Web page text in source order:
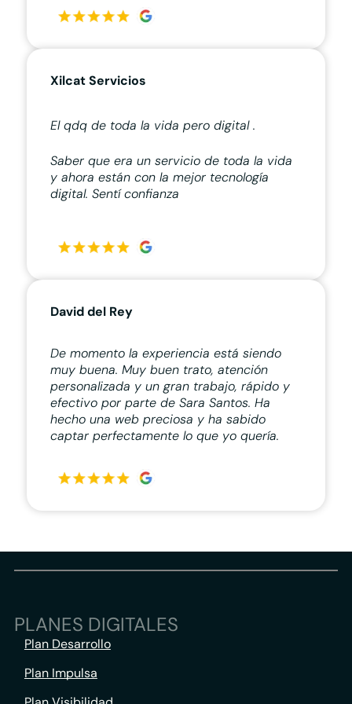
Xilcat Servicios
El qdq de toda la vida pero digital .
Saber que era un servicio de toda la vida
y ahora están con la mejor tecnología
digital. Sentí confianza
David del Rey
De momento la experiencia está siendo
muy buena. Muy buen trato, atención
personalizada y un gran trabajo, rápido y
efectivo por parte de Sara Santos. Ha
hecho una web preciosa y ha sabido
captar perfectamente lo que yo quería.
PLANES DIGITALES
Plan Desarrollo
Plan Impulsa